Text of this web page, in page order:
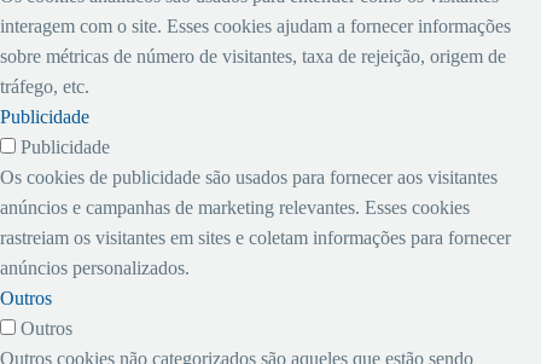
interagem com o site. Esses cookies ajudam a fornecer informações
sobre métricas de número de visitantes, taxa de rejeição, origem de
tráfego, etc.
Publicidade
Publicidade
Os cookies de publicidade são usados ​​para fornecer aos visitantes
anúncios e campanhas de marketing relevantes. Esses cookies
rastreiam os visitantes em sites e coletam informações para fornecer
anúncios personalizados.
Outros
Outros
Outros cookies não categorizados são aqueles que estão sendo